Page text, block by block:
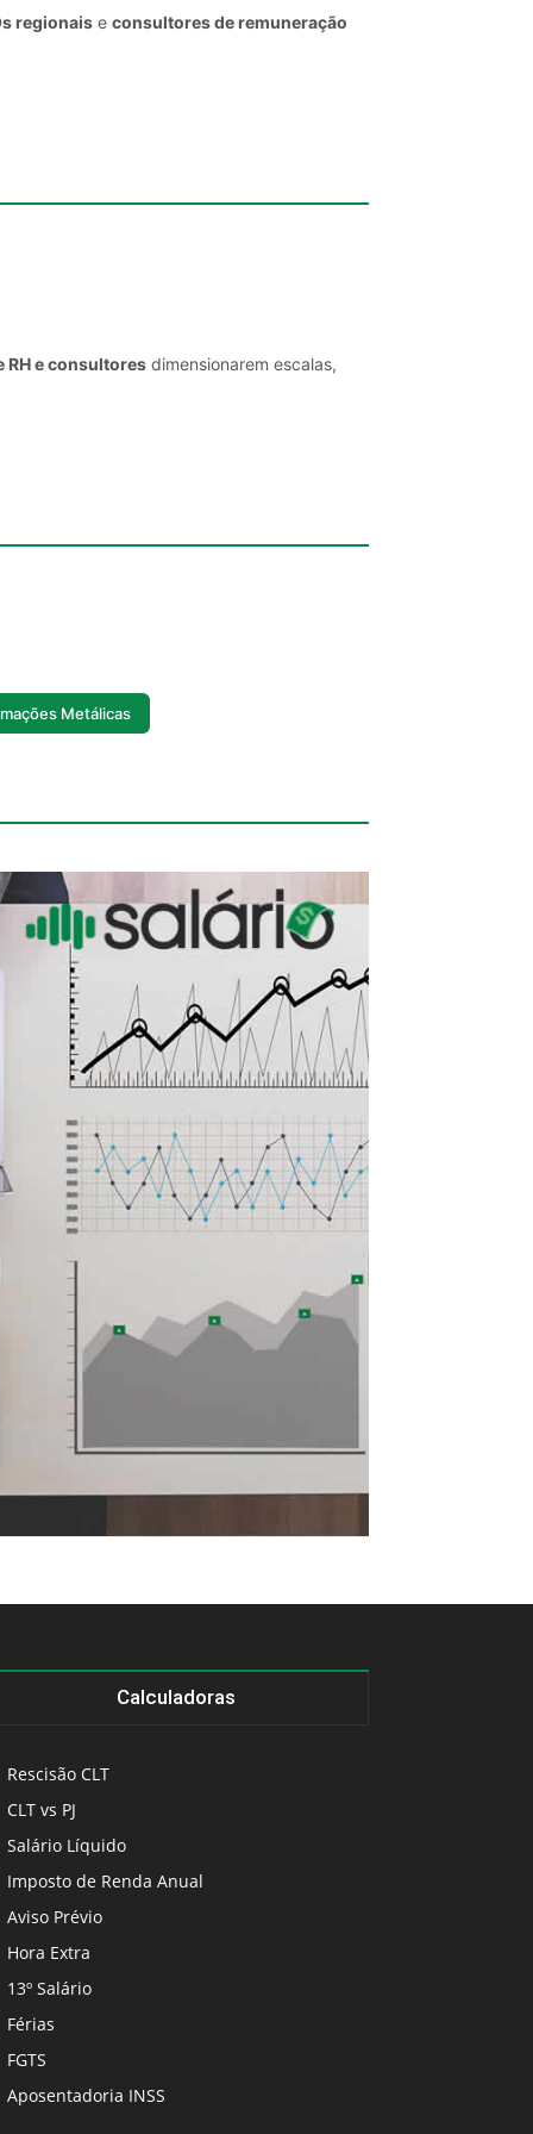
regionais e consultores de remuneração
RH e consultores dimensionarem escalas,
Metálicas
Calculadoras
Rescisão CLT
CLT vs PJ
Salário Líquido
Imposto de Renda Anual
Aviso Prévio
Hora Extra
13º Salário
Férias
FGTS
Aposentadoria INSS